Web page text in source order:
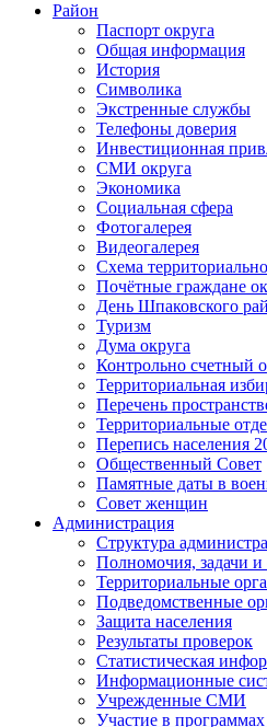
Район
Паспорт округа
Общая информация
История
Символика
Экстренные службы
Телефоны доверия
Инвестиционная
СМИ округа
Экономика
Социальная сфера
Фотогалерея
Видеогалерея
Схема
Почётные граждане
День Шпаковского
Туризм
Дума округа
Контрольно счетный
Территориальная
Перечень
Территориальные
Перепись населения
Общественный Совет
Памятные даты в
Совет женщин
Администрация
Структура
Полномочия, задачи
Территориальные
Подведомственные
Защита населения
Результаты проверок
Статистическая
Информационные
Учрежденные СМИ
Участие в